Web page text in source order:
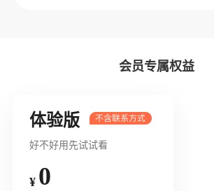
会员专属权益
体验版
好不好用先试试看
¥ 0